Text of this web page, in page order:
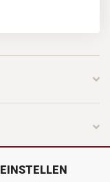
EINSTELLEN